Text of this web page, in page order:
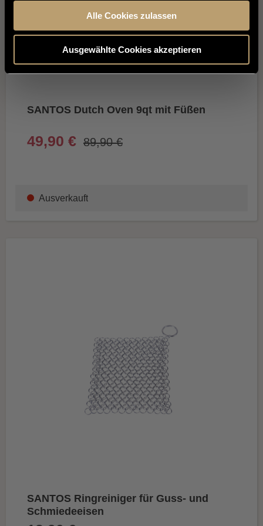
Alle Cookies zulassen
Ausgewählte Cookies akzeptieren
SANTOS Dutch Oven 9qt mit Füßen
49,90 € 89,90 €
Ausverkauft
SANTOS Ringreiniger für Guss- und
Schmiedeeisen